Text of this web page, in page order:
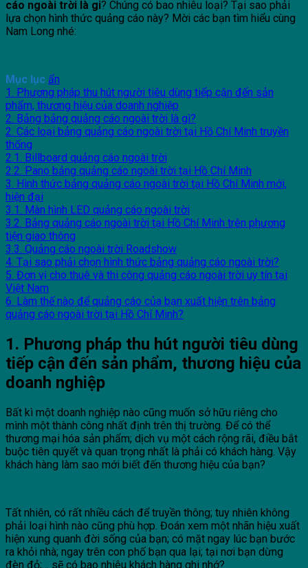
cáo ngoài trời là gi? Chúng có bao nhiêu loại? Tại sao phải
lựa chọn hình thức quảng cáo này? Mời các bạn tìm hiểu cùng
Nam Long nhé:
Mục lục ẩn
1. Phương pháp thu hút người tiêu dùng tiếp cận đến sản
phẩm, thương hiệu của doanh nghiệp
2. Bảng bảng quảng cáo ngoài trời là gì?
2. Các loại bảng quảng cáo ngoài trời tại Hồ Chí Minh truyền
thống
2.1. Billboard quảng cáo ngoài trời
2.2. Pano bảng quảng cáo ngoài trời tại Hồ Chí Minh
3. Hình thức bảng quảng cáo ngoài trời tại Hồ Chí Minh mới,
hiện đại
3.1. Màn hình LED quảng cáo ngoài trời
3.2. Bảng quảng cáo ngoài trời tại Hồ Chí Minh trên phương
tiện giao thông
3.3. Quảng cáo ngoài trời Roadshow
4. Tại sao phải chọn hình thức bảng quảng cáo ngoài trời?
5. Đơn vị cho thuê và thi công quảng cáo ngoài trời uy tín tại
Việt Nam
6. Làm thế nào để quảng cáo của bạn xuất hiện trên bảng
quảng cáo ngoài trời tại Hồ Chí Minh?
1. Phương pháp thu hút người tiêu dùng
tiếp cận đến sản phẩm, thương hiệu của
doanh nghiệp
Bất kì một doanh nghiệp nào cũng muốn sở hữu riêng cho
mình một thành công nhất định trên thị trường. Để có thể
thương mại hóa sản phẩm; dịch vụ một cách rộng rãi, điều bắt
buộc tiên quyết và quan trọng nhất là phải có khách hàng. Vậy
khách hàng làm sao mới biết đến thương hiệu của bạn?
Tất nhiên, có rất nhiều cách để truyền thông; tuy nhiên không
phải loại hình nào cũng phù hợp. Đoán xem một nhãn hiệu xuất
hiện xung quanh đời sống của bạn; có mặt ngay lúc bạn bước
ra khỏi nhà; ngay trên con phố bạn qua lại; tại nơi bạn dừng
đèn đỏ;… sẽ có bao nhiêu khách hàng ghi nhớ?